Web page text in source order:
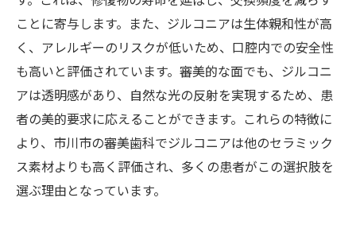
ことに寄与します。また、ジルコニアは生体親和性が高
く、アレルギーのリスクが低いため、口腔内での安全性
も高いと評価されています。審美的な面でも、ジルコニ
アは透明感があり、自然な光の反射を実現するため、患
者の美的要求に応えることができます。これらの特徴に
より、市川市の審美歯科でジルコニアは他のセラミック
ス素材よりも高く評価され、多くの患者がこの選択肢を
選ぶ理由となっています。